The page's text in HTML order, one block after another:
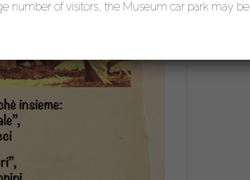
number of visitors, the Museum car park may be